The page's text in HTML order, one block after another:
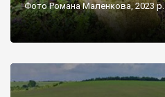
Фото Романа Маленкова, 2023 р.